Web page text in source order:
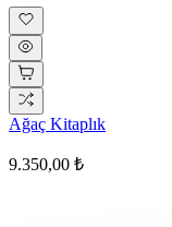
Ağaç Kitaplık
9.350,00 ₺